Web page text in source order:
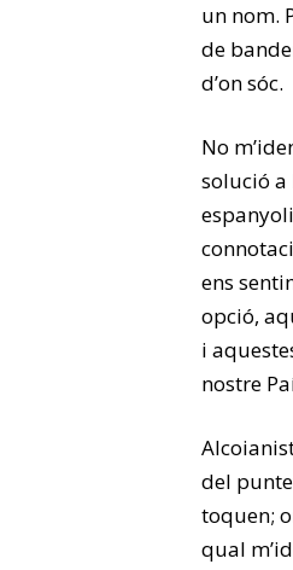
un nom.
de
d’on sóc.
No
solució
ens
opció,
i
nostre
del
toquen;
qual